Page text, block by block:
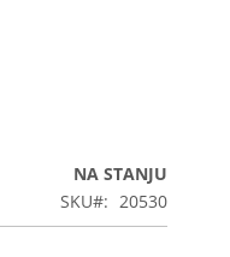
NA STANJU
SKU
20530